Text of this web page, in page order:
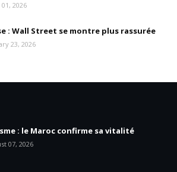
2026
: Wall Street se montre plus rassurée
23, 2026
: le Maroc confirme sa vitalité
07, 2026